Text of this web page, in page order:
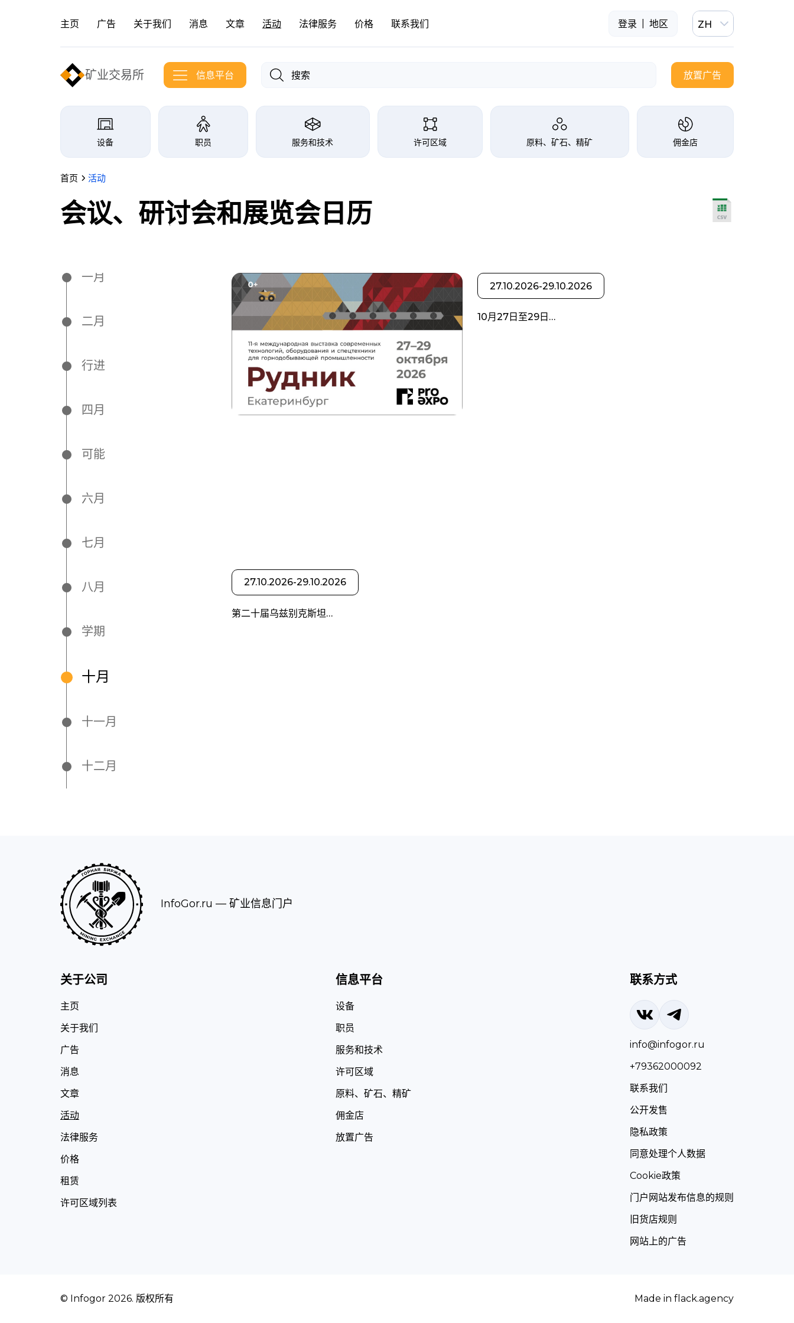
登录 地区 ZH
主页 广告 关于我们 消息 文章 活动 法律服务 价格 联系我们
矿业交易所 信息平台 放置广告
信息港交易所分类
设备 职员 服务和技术 许可区域 原料、矿石、精矿 佣金店
首页 活动
会议、研讨会和展览会日历
一月
二月
行进
四月
可能
六月
七月
八月
学期
十月
十一月
十二月
27.10.2026-29.10.2026
10月27日至29日…
27.10.2026-29.10.2026
第二十届乌兹别克斯坦…
InfoGor.ru — 矿业信息门户
关于公司
主页
关于我们
广告
消息
文章
活动
法律服务
价格
租赁
许可区域列表
信息平台
设备
职员
服务和技术
许可区域
原料、矿石、精矿
佣金店
放置广告
联系方式
info@infogor.ru
+79362000092
联系我们
公开发售
隐私政策
同意处理个人数据
Cookie政策
门户网站发布信息的规则
旧货店规则
网站上的广告
© Infogor 2026. 版权所有 Made in flack.agency